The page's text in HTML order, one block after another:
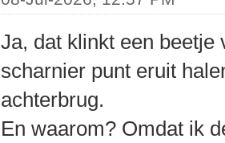
Ja, dat klinkt een
scharnier punt eruit
achterbrug.
En waarom? Omdat ik